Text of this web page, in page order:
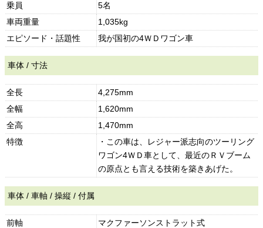
乗員
5名
車両重量
1,035kg
エピソード・話題性
我が国初の4ＷＤワゴン車
車体 / 寸法
全長
4,275mm
全幅
1,620mm
全高
1,470mm
特徴
・この車は、レジャー派志向のツーリング
ワゴン4ＷＤ車として、最近のＲＶブーム
の原点とも言える技術を築きあげた。
車体 / 車軸 / 操縦 / 付属
前軸
マクファーソンストラット式